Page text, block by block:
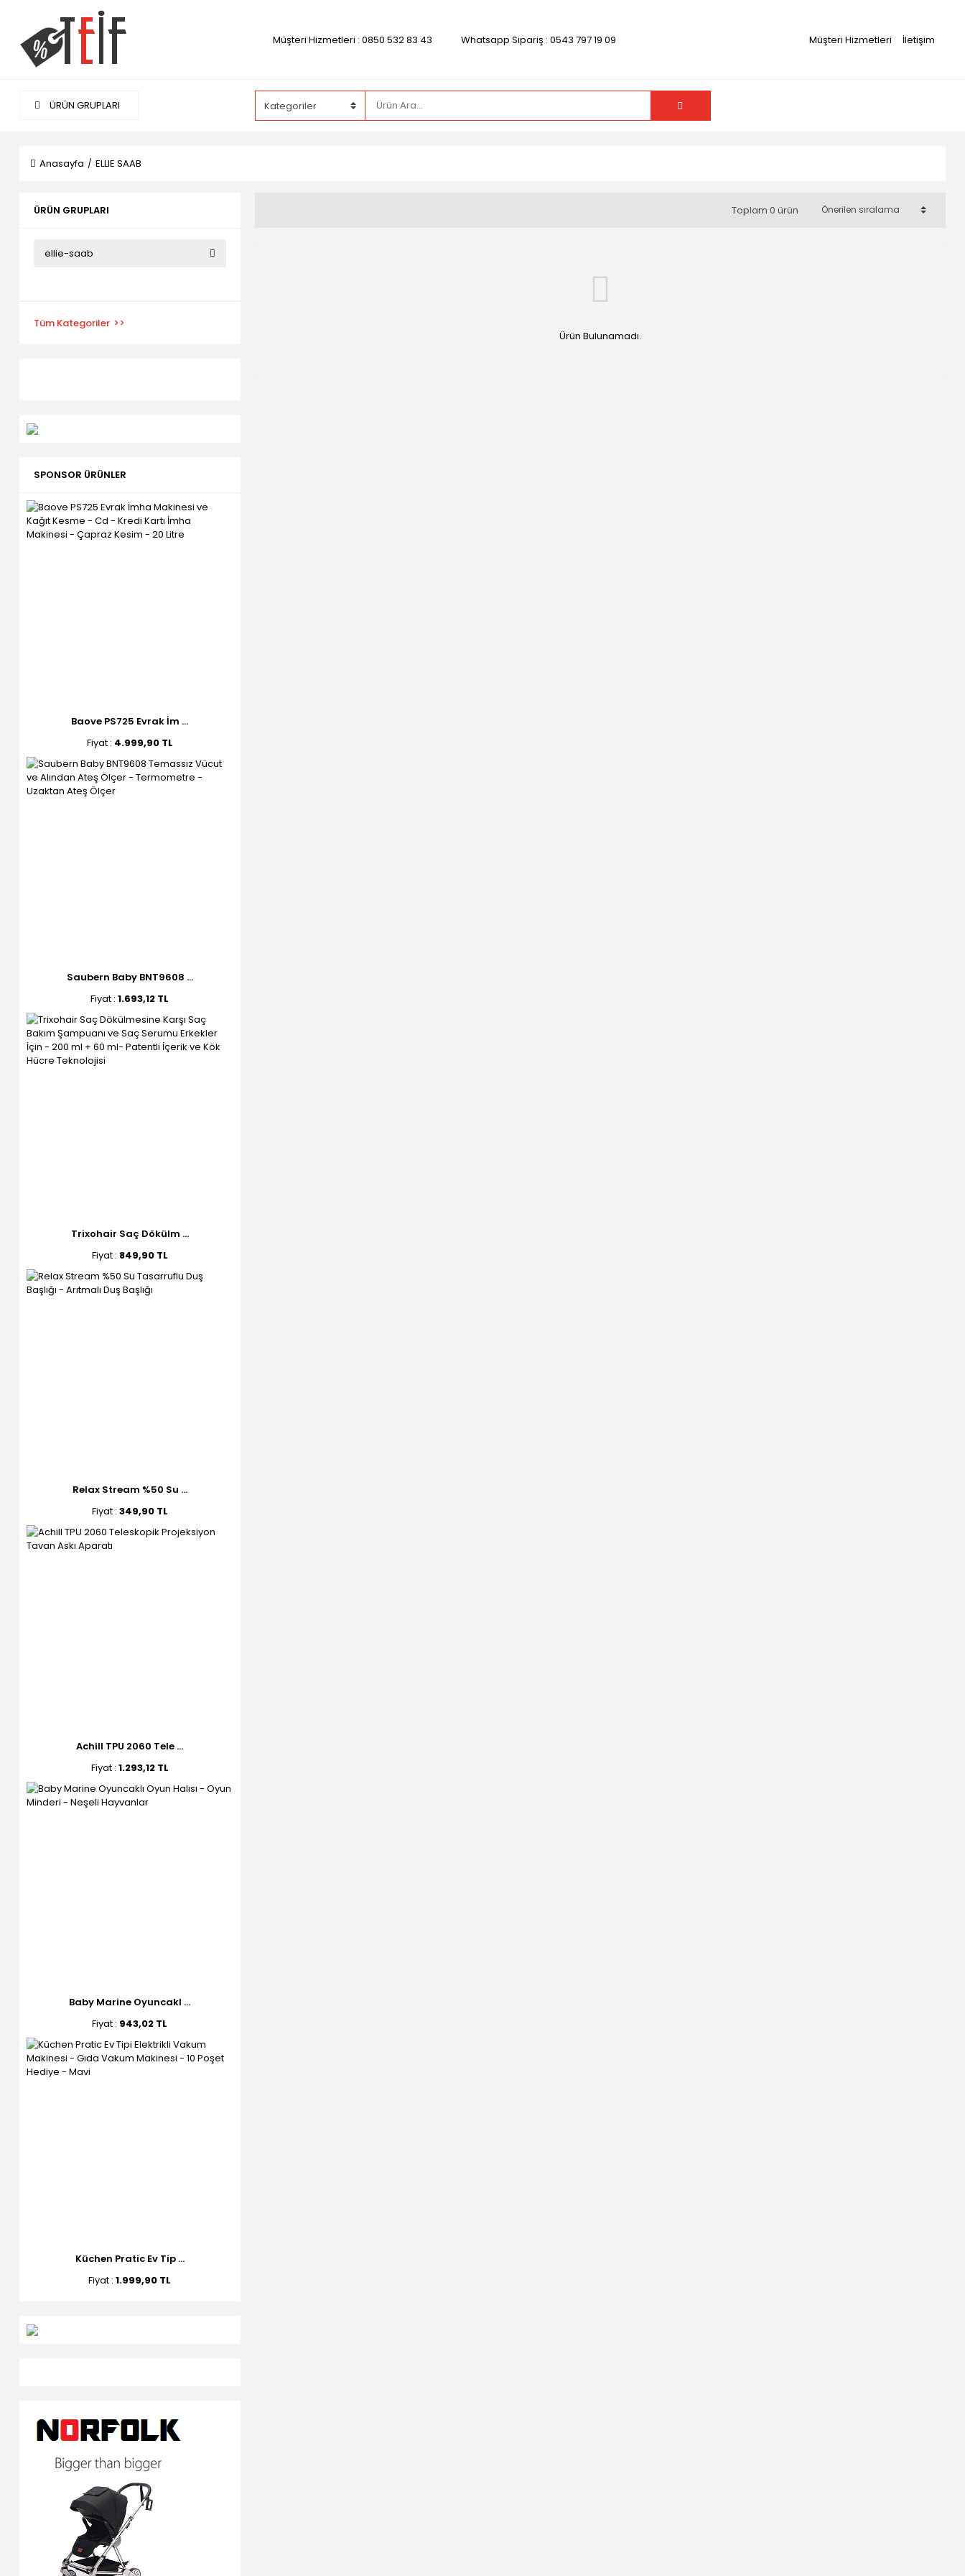
Müşteri Hizmetleri : 0850 532 83 43 Whatsapp Sipariş : 0543 797 19 09 Müşteri Hizmetleri İletişim
ÜRÜN GRUPLARI
Anasayfa ELLIE SAAB
ÜRÜN GRUPLARI
ellie-saab
Tüm Kategoriler
SPONSOR ÜRÜNLER
Baove PS725 Evrak İm ...
Fiyat : 4.999,90 TL
Saubern Baby BNT9608 ...
Fiyat :1.693,12 TL
Trixohair Saç Dökülm ...
Fiyat : 849,90 TL
Relax Stream %50 Su ...
Fiyat : 349,90 TL
Achill TPU 2060 Tele ...
Fiyat : 1.293,12 TL
Baby Marine Oyuncakl ...
Fiyat : 943,02 TL
Küchen Pratic Ev Tip ...
Fiyat :1.999,90 TL
Toplam 0 ürün
Ürün Bulunamadı.